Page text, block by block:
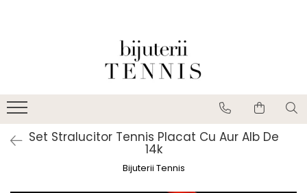
Set Stralucitor Tennis Placat Cu Aur Alb De
14k
Bijuterii Tennis